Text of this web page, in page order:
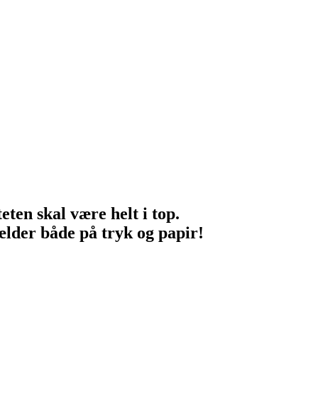
skal være helt i top.
både på tryk og papir!